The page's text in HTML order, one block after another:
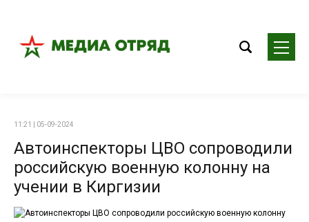
11:21 | 05-09-2024
Автоинспекторы ЦВО сопроводили
российскую военную колонну на
учении в Киргизии